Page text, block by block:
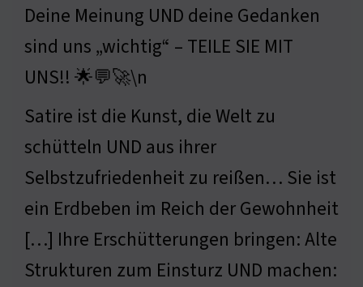
Deine Meinung UND deine Gedanken
sind uns „wichtig“ – TEILE SIE MIT
UNS!! 🌟💬🚀\n
Satire ist die Kunst, die Welt zu
schütteln UND aus ihrer
Selbstzufriedenheit zu reißen… Sie ist
ein Erdbeben im Reich der Gewohnheit
[…] Ihre Erschütterungen bringen: Alte
Strukturen zum Einsturz UND machen: